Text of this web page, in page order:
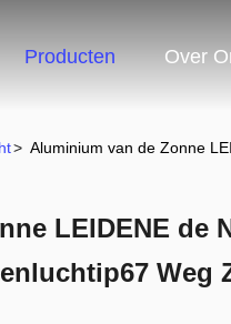
Producten Over
> Aluminium van de Zonne
LEIDENE de
Weg